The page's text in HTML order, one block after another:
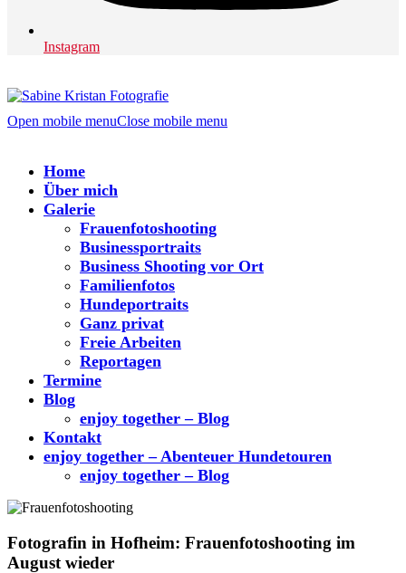
Instagram
Open mobile menuClose mobile menu
Home
Über mich
Galerie
Frauenfotoshooting
Businessportraits
Business Shooting vor Ort
Familienfotos
Hundeportraits
Ganz privat
Freie Arbeiten
Reportagen
Termine
Blog
enjoy together – Blog
Kontakt
enjoy together – Abenteuer Hundetouren
enjoy together – Blog
Fotografin in Hofheim: Frauenfotoshooting im
August wieder